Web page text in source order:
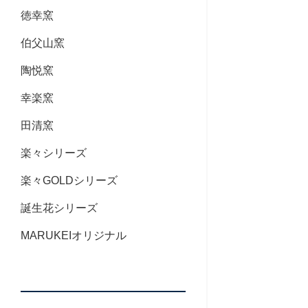
徳幸窯
伯父山窯
陶悦窯
幸楽窯
田清窯
楽々シリーズ
楽々GOLDシリーズ
誕生花シリーズ
MARUKEIオリジナル